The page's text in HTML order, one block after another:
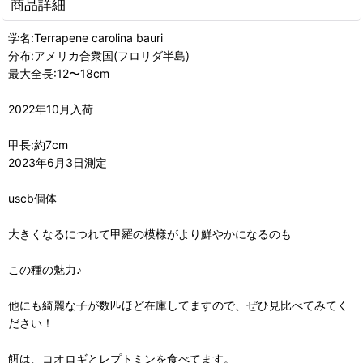
商品詳細
学名:Terrapene carolina bauri
分布:アメリカ合衆国(フロリダ半島)
最大全長:12〜18cm
2022年10月入荷
甲長:約7cm
2023年6月3日測定
uscb個体
大きくなるにつれて甲羅の模様がより鮮やかになるのも
この種の魅力♪
他にも綺麗な子が数匹ほど在庫してますので、ぜひ見比べてみてく
ださい！
餌は、コオロギとレプトミンを食べてます。